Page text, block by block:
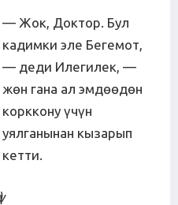
— Жок, Доктор. Бул
кадимки эле Бегемот,
— деди Илегилек, —
жөн гана ал эмдөөдөн
корккону үчүн
уялганынан кызарып
кетти.